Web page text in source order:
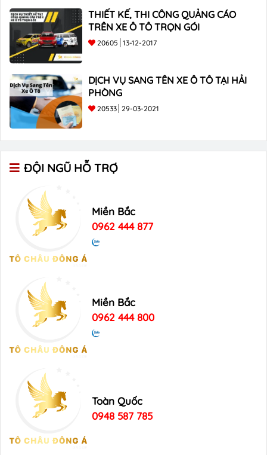
THIẾT KẾ, THI CÔNG QUẢNG CÁO
TRÊN XE Ô TÔ TRỌN GÓI
20605 13-12-2017
DỊCH VỤ SANG TÊN XE Ô TÔ TẠI HẢI
PHÒNG
20533 29-03-2021
ĐỘI NGŨ HỖ TRỢ
Miền Bắc
0962 444 877
Miền Bắc
0962 444 800
Toàn Quốc
0948 587 785